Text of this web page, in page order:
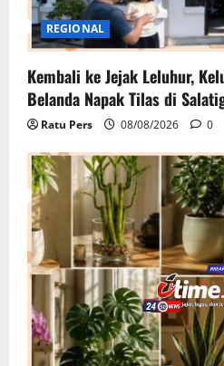
REGIONAL
Kembali ke Jejak Leluhur,
Belanda Napak Tilas di
Ratu Pers 08/08/2026 0